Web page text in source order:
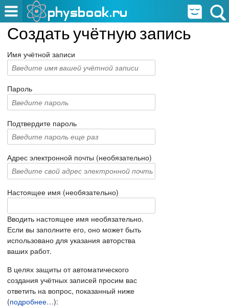
Создать учётную запись
Имя учётной записи
Пароль
Подтвердите пароль
Адрес электронной почты (необязательно)
Настоящее имя (необязательно)
Вводить настоящее имя необязательно.
Если вы заполните его, оно может быть
использовано для указания авторства
ваших работ.
В целях защиты от автоматического
создания учётных записей просим вас
ответить на вопрос, показанный ниже
(подробнее…):